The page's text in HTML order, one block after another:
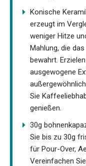
Konische
erzeugt im
weniger Hitze
Mahlung, die
bewahrt.
ausgewogene
Sie
genießen.
30g
Sie bis zu 30g
für Pour-Over,
Vereinfachen